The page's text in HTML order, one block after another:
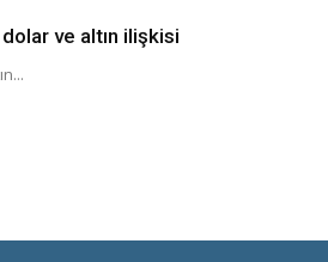
ve altın ilişkisi